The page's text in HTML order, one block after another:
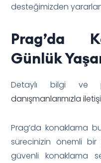
desteğimizden
Prag’da
Günlük
Detaylı bilgi ve
danışmanlarımızla
Prag’da konaklama
sürecinizin önemli bir
güvenli konaklama